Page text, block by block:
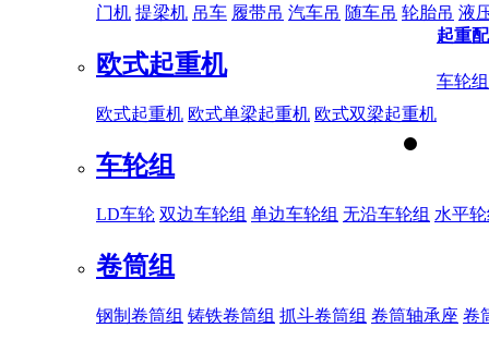
门机 提梁机 吊车 履带吊 汽车吊 随车吊 轮胎吊 液
欧式起重机
欧式起重机 欧式单梁起重机 欧式双梁起重机
起重
车轮组
车轮组
LD车轮 双边车轮组 单边车轮组 无沿车轮组 水平
卷筒组
钢制卷筒组 铸铁卷筒组 抓斗卷筒组 卷筒轴承座 卷